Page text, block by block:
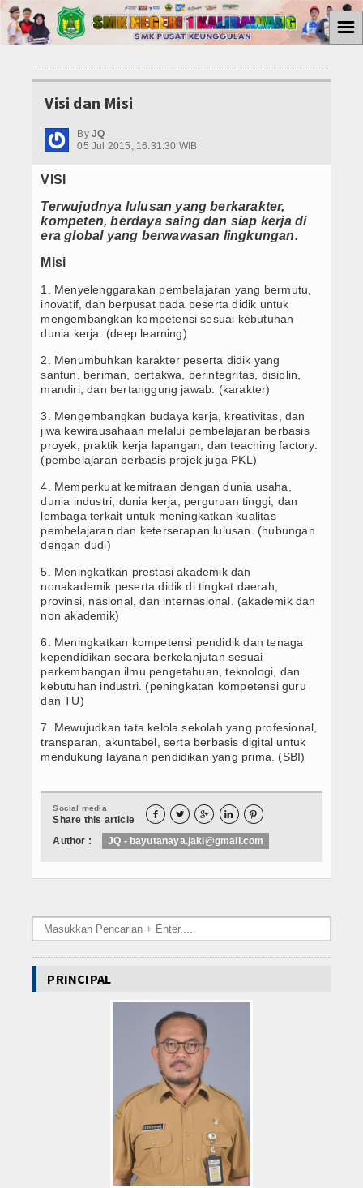
SMK PUSAT KEUNGGULAN
KEGIATAN SMK PK
APHP
Teknik Komputer dan Jaringan
Akuntansi dan Keuangan Lembaga
Sepak Bola
Tenis Meja
Seni Musik
Seni Tari
Rebana
Pencak Silat
Bola Voli
Informasi
Prestasi Siswa
Teknologi
Galeri
Album Foto
☰
Visi dan Misi
By JQ
05 Jul 2015, 16:31:30 WIB
VISI
Terwujudnya lulusan yang berkarakter,
kompeten, berdaya saing dan siap kerja di
era global yang berwawasan lingkungan.
Misi
1. Menyelenggarakan pembelajaran yang bermutu,
inovatif, dan berpusat pada peserta didik untuk
mengembangkan kompetensi sesuai kebutuhan
dunia kerja. (deep learning)
2. Menumbuhkan karakter peserta didik yang
santun, beriman, bertakwa, berintegritas, disiplin,
mandiri, dan bertanggung jawab. (karakter)
3. Mengembangkan budaya kerja, kreativitas, dan
jiwa kewirausahaan melalui pembelajaran berbasis
proyek, praktik kerja lapangan, dan teaching factory.
(pembelajaran berbasis projek juga PKL)
4. Memperkuat kemitraan dengan dunia usaha,
dunia industri, dunia kerja, perguruan tinggi, dan
lembaga terkait untuk meningkatkan kualitas
pembelajaran dan keterserapan lulusan. (hubungan
dengan dudi)
5. Meningkatkan prestasi akademik dan
nonakademik peserta didik di tingkat daerah,
provinsi, nasional, dan internasional. (akademik dan
non akademik)
6. Meningkatkan kompetensi pendidik dan tenaga
kependidikan secara berkelanjutan sesuai
perkembangan ilmu pengetahuan, teknologi, dan
kebutuhan industri. (peningkatan kompetensi guru
dan TU)
7. Mewujudkan tata kelola sekolah yang profesional,
transparan, akuntabel, serta berbasis digital untuk
mendukung layanan pendidikan yang prima. (SBI)
Social media
Share this article     
Author : JQ - bayutanaya.jaki@gmail.com
PRINCIPAL